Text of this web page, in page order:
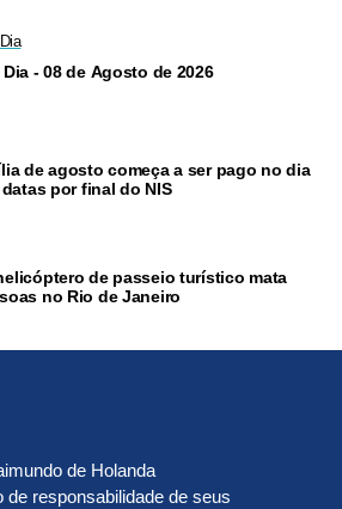
- 08 de Agosto de 2026
de agosto começa a ser pago no dia
por final do NIS
de passeio turístico mata
no Rio de Janeiro
de Holanda
responsabilidade de seus